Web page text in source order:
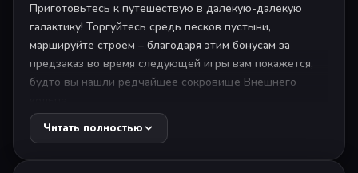
Приготовьтесь к путешествую в далекую-далекую
галактику! Торгуйтесь средь песков пустыни,
маршируйте строем – благодаря этим бонусам за
предзаказ во время следующей игры вам покажется,
будто вы нашли редчайшее сокровище Внешнего
Джава: бросайте кубики со всей находчивостью
Читать полностью